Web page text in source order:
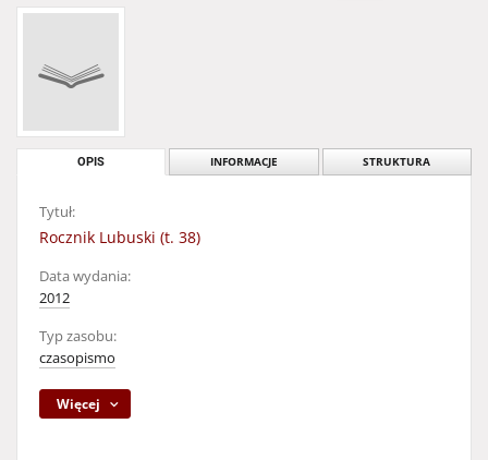
OPIS INFORMACJE STRUKTURA
Tytuł:
Rocznik Lubuski (t. 38)
Data wydania:
2012
Typ zasobu:
czasopismo
Więcej